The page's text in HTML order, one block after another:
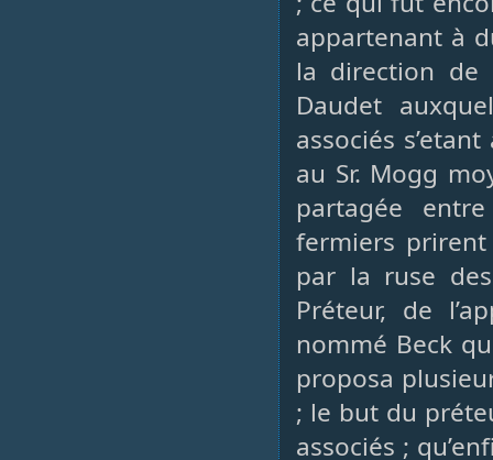
appartenant à
la direction de
Daudet
associés
au Sr. Mogg
partagée
fermiers
par la ruse
Préteur, de
nommé Beck
proposa
; le but du
associés ;